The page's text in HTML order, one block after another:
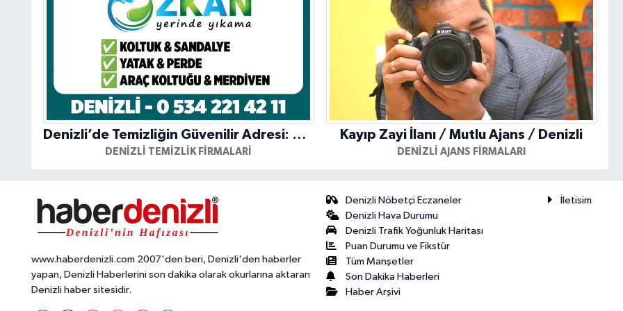
Denizli’de Temizliğin Güvenilir Adresi: Özkan Yerinde Yıkama
DENIZLI TEMIZLIK FIRMALARI
Kayıp Zayi İlanı / Mutlu Ajans / Denizli
DENIZLI AJANS FIRMALARI
www.haberdenizli.com 2007'den beri, Denizli'den haberler
yapan, Denizli Haberlerini son dakika olarak okurlarına aktaran
Denizli haber sitesidir.
Denizli Nöbetçi Eczaneler
Denizli Hava Durumu
Denizli Trafik Yoğunluk Haritası
Puan Durumu ve Fikstür
Tüm Manşetler
Son Dakika Haberleri
Haber Arşivi
İletisim